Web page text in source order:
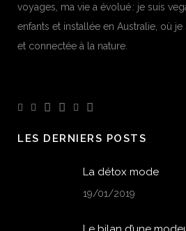
voyages, ma vie a évolué : je suis
enfants et installée en Australie, où
et connectée à la nature.
LES DERNIERS POSTS
La détox mode
19/01/2019